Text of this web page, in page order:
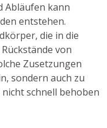
Abläufen kann
entstehen.
die in die
von
Zusetzungen
sondern auch zu
schnell behoben